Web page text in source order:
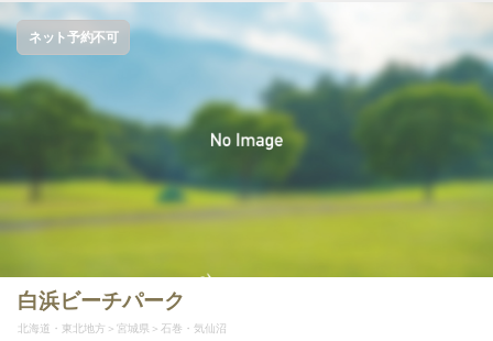
ネット予約不可
白浜ビーチパーク
北海道・東北地方 宮城県 石巻・気仙沼